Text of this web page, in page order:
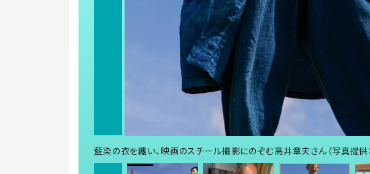
藍染の衣を纏い、映画のスチール撮影にのぞむ高井章夫さん（写真提供